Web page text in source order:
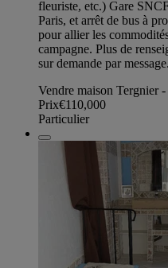
fleuriste, etc.) Gare
Paris, et arrêt de bus à
pour allier les
campagne. Plus de
sur demande par
Vendre maison Tergnier
Prix€110,000
Particulier